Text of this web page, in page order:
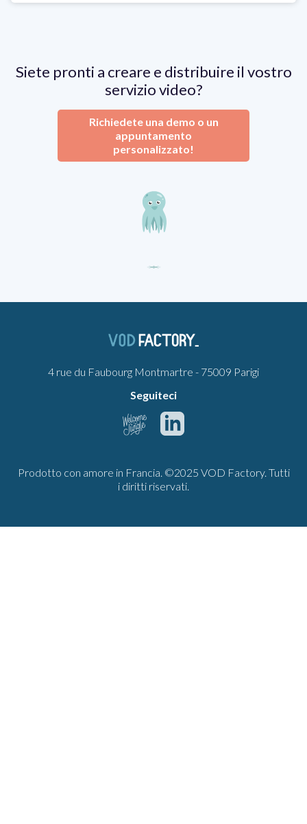
Siete pronti a creare e distribuire il vostro
servizio video?
Richiedete una demo o un
appuntamento
personalizzato!
4 rue du Faubourg Montmartre - 75009 Parigi
Seguiteci
Prodotto con amore in Francia. ©2025 VOD Factory. Tutti
i diritti riservati.